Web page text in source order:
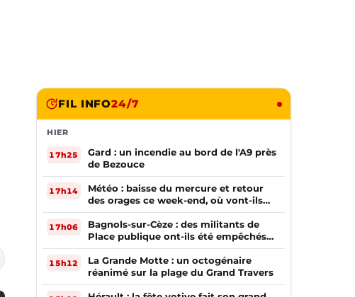
FIL INFO24/7
HIER
17h25
Gard : un incendie au bord de l'A9 près
de Bezouce
17h14
Météo : baisse du mercure et retour
des orages ce week-end, où vont-ils
frapper ?
17h06
Bagnols-sur-Cèze : des militants de
Place publique ont-ils été empêchés
de tracter par la mairie ?
15h12
La Grande Motte : un octogénaire
réanimé sur la plage du Grand Travers